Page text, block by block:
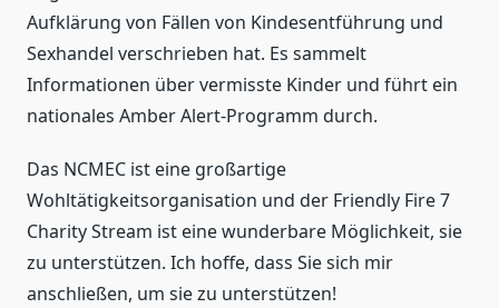
Aufklärung von Fällen von Kindesentführung und
Sexhandel verschrieben hat. Es sammelt
Informationen über vermisste Kinder und führt ein
nationales Amber Alert-Programm durch.
Das NCMEC ist eine großartige
Wohltätigkeitsorganisation und der Friendly Fire 7
Charity Stream ist eine wunderbare Möglichkeit, sie
zu unterstützen. Ich hoffe, dass Sie sich mir
anschließen, um sie zu unterstützen!